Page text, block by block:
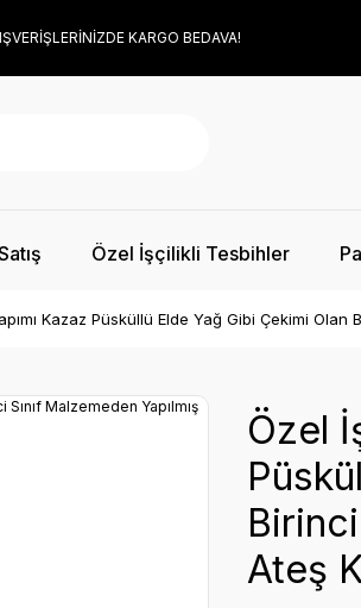
KARGO BEDAVA!
Özel İşçilikli Tesbihler
Kazaz Püsküllü Elde Yağ Gibi Çekimi Olan
Özel
Birinci
Ateş